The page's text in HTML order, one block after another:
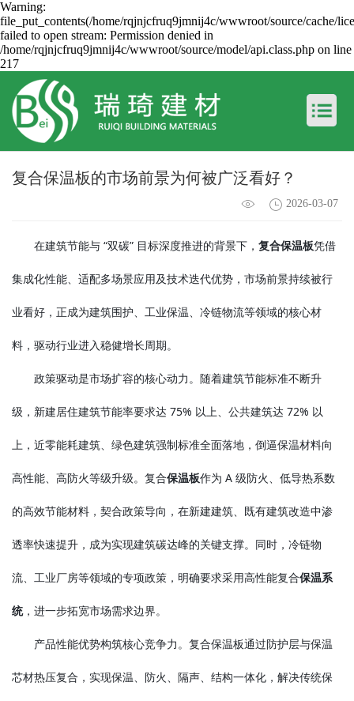
Warning:
file_put_contents(/home/rqjnjcfruq9jmnij4c/wwwroot/source/cache/
failed to open stream: Permission denied in
/home/rqjnjcfruq9jmnij4c/wwwroot/source/model/api.class.php on line
217
复合保温板的市场前景为何被广泛看好？
2026-03-07
在建筑节能与 “双碳” 目标深度推进的背景下， 复合保温板凭借
集成化性能、适配多场景应用及技术迭代优势，市场前景持续被行
业看好，正成为建筑围护、工业保温、冷链物流等领域的核心材
料，驱动行业进入稳健增长周期。
政策驱动是市场扩容的核心动力。随着建筑节能标准不断升
级，新建居住建筑节能率要求达 75% 以上、公共建筑达 72% 以
上，近零能耗建筑、绿色建筑强制标准全面落地，倒逼保温材料向
高性能、高防火等级升级。复合保温板作为 A 级防火、低导热系数
的高效节能材料，契合政策导向，在新建建筑、既有建筑改造中渗
透率快速提升，成为实现建筑碳达峰的关键支撑。同时，冷链物
流、工业厂房等领域的专项政策，明确要求采用高性能复合保温系
统，进一步拓宽市场需求边界。
产品性能优势构筑核心竞争力。复合保温板通过防护层与保温
芯材热压复合，实现保温、防火、隔声、结构一体化，解决传统保